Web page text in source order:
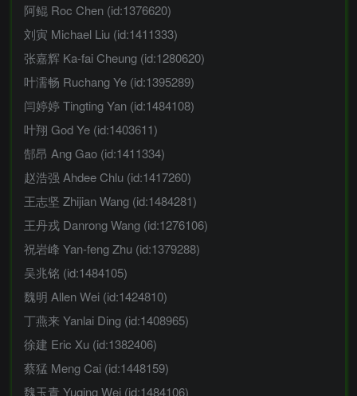
阿鲲 Roc Chen (id:1376620)
刘寅 Michael Liu (id:1411333)
张嘉辉 Ka-fai Cheung (id:1280620)
叶濡畅 Ruchang Ye (id:1395289)
闫婷婷 Tingting Yan (id:1484108)
叶翔 God Ye (id:1403611)
郜昂 Ang Gao (id:1411334)
赵浩强 Ahdee Chlu (id:1417260)
王志坚 Zhijian Wang (id:1484281)
王丹戎 Danrong Wang (id:1276106)
祝岩峰 Yan-feng Zhu (id:1379288)
吴兆铭 (id:1484105)
魏明 Allen Wei (id:1424810)
丁燕来 Yanlai Ding (id:1408965)
徐建 Eric Xu (id:1382406)
蔡猛 Meng Cai (id:1448159)
魏玉青 Yuqing Wei (id:1484106)